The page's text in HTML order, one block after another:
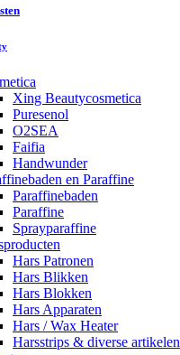
Xing Beautycosmetica
Puresenol
O2SEA
Faifia
Handwunder
en Paraffine
Paraffinebaden
Paraffine
Sprayparaffine
Hars Patronen
Hars Blikken
Hars Blokken
Hars Apparaten
Hars / Wax Heater
Harsstrips & diverse artikelen